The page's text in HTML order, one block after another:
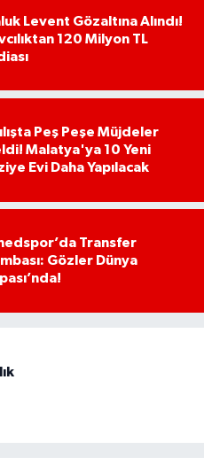
Levent Gözaltına Alındı!
120 Milyon TL
Peş Peşe Müjdeler
Malatya'ya 10 Yeni
Evi Daha Yapılacak
Transfer
Gözler Dünya